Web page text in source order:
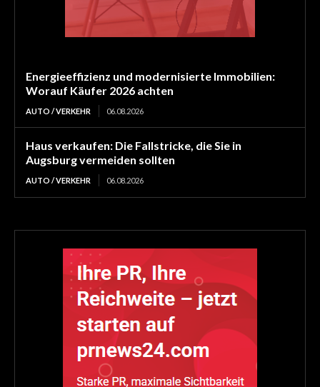
Energieeffizienz und modernisierte Immobilien:
Worauf Käufer 2026 achten
AUTO / VERKEHR 06.08.2026
Haus verkaufen: Die Fallstricke, die Sie in
Augsburg vermeiden sollten
AUTO / VERKEHR 06.08.2026